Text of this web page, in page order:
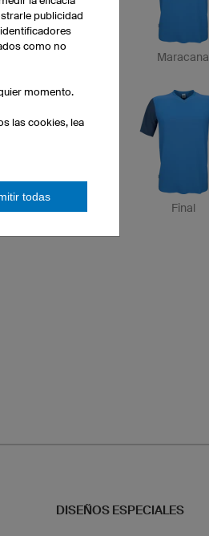
Maracana
Final
DISEÑOS ESPECIALES
publicidad
como no
momento.
las cookies, lea
todas